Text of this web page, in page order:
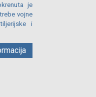
je
vojne
i